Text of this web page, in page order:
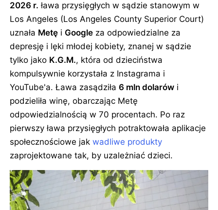
2026 r. ława przysięgłych w sądzie stanowym w
Los Angeles (Los Angeles County Superior Court)
uznała Metę i Google za odpowiedzialne za
depresję i lęki młodej kobiety, znanej w sądzie
tylko jako K.G.M., która od dzieciństwa
kompulsywnie korzystała z Instagrama i
YouTube'a. Ława zasądziła 6 mln dolarów i
podzieliła winę, obarczając Metę
odpowiedzialnością w 70 procentach. Po raz
pierwszy ława przysięgłych potraktowała aplikacje
społecznościowe jak wadliwe produkty
zaprojektowane tak, by uzależniać dzieci.